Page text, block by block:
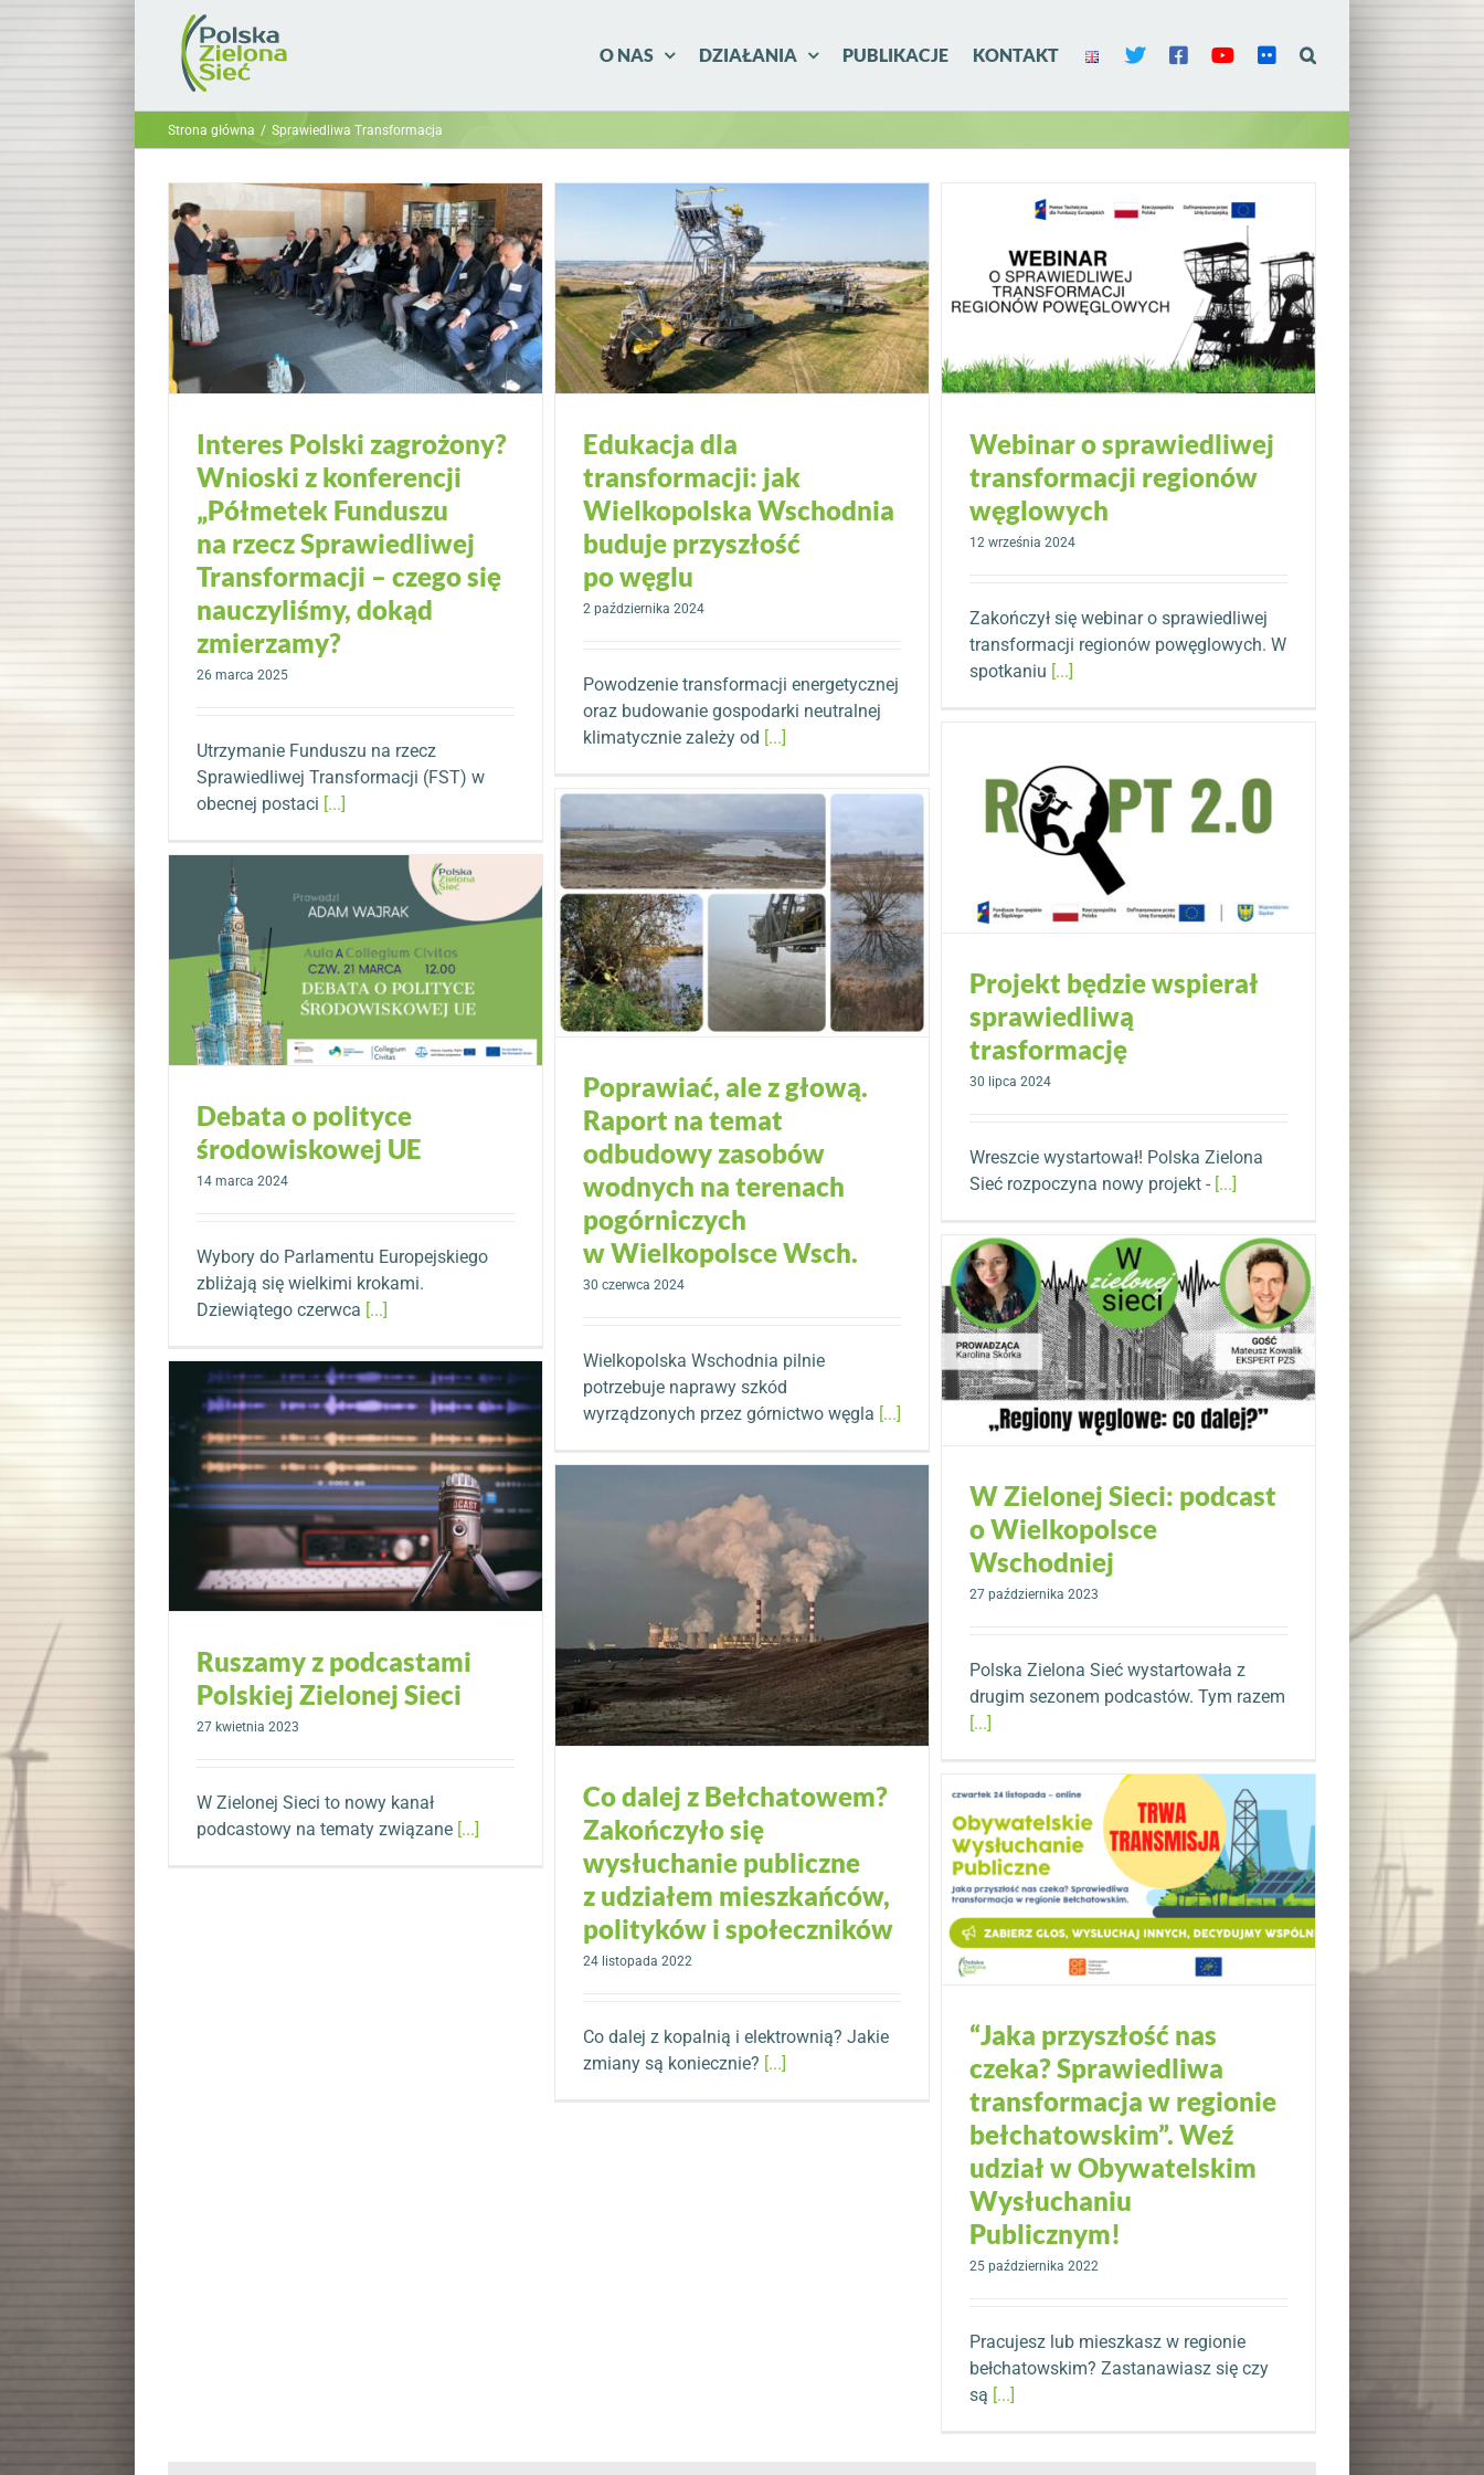
O NAS DZIAŁANIA PUBLIKACJE KONTAKT
Strona główna Sprawiedliwa Transformacja
Interes Polski zagrożony?
Wnioski z konferencji
„Półmetek Funduszu
na rzecz Sprawiedliwej
Transformacji – czego się
nauczyliśmy, dokąd
zmierzamy?
26 marca 2025
Utrzymanie Funduszu na rzecz
Sprawiedliwej Transformacji (FST) w
obecnej postaci [...]
Edukacja dla
transformacji: jak
Wielkopolska Wschodnia
buduje przyszłość
po węglu
2 października 2024
Powodzenie transformacji energetycznej
oraz budowanie gospodarki neutralnej
klimatycznie zależy od [...]
Webinar o sprawiedliwej
transformacji regionów
węglowych
12 września 2024
Zakończył się webinar o sprawiedliwej
transformacji regionów powęglowych. W
spotkaniu [...]
Projekt będzie wspierał
sprawiedliwą
trasformację
30 lipca 2024
Wreszcie wystartował! Polska Zielona
Sieć rozpoczyna nowy projekt - [...]
Poprawiać, ale z głową.
Raport na temat
odbudowy zasobów
wodnych na terenach
pogórniczych
w Wielkopolsce Wsch.
30 czerwca 2024
Wielkopolska Wschodnia pilnie
potrzebuje naprawy szkód
wyrządzonych przez górnictwo węgla [...]
Debata o polityce
środowiskowej UE
14 marca 2024
Wybory do Parlamentu Europejskiego
zbliżają się wielkimi krokami.
Dziewiątego czerwca [...]
W Zielonej Sieci: podcast
o Wielkopolsce
Wschodniej
27 października 2023
Polska Zielona Sieć wystartowała z
drugim sezonem podcastów. Tym razem
[...]
Ruszamy z podcastami
Polskiej Zielonej Sieci
27 kwietnia 2023
W Zielonej Sieci to nowy kanał
podcastowy na tematy związane [...]
Co dalej z Bełchatowem?
Zakończyło się
wysłuchanie publiczne
z udziałem mieszkańców,
polityków i społeczników
24 listopada 2022
Co dalej z kopalnią i elektrownią? Jakie
zmiany są koniecznie? [...]
“Jaka przyszłość nas
czeka? Sprawiedliwa
transformacja w regionie
bełchatowskim”. Weź
udział w Obywatelskim
Wysłuchaniu
Publicznym!
25 października 2022
Pracujesz lub mieszkasz w regionie
bełchatowskim? Zastanawiasz się czy
są [...]